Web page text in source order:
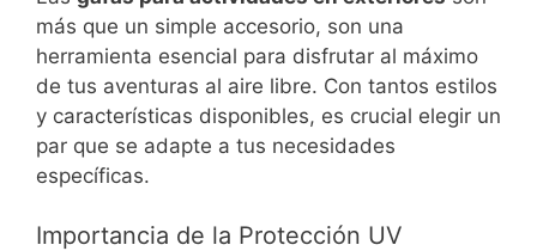
más que un simple accesorio, son una
herramienta esencial para disfrutar al máximo
de tus aventuras al aire libre. Con tantos estilos
y características disponibles, es crucial elegir un
par que se adapte a tus necesidades
específicas.
Importancia de la Protección UV